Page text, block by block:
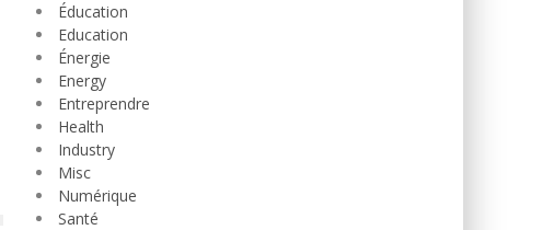
Éducation
Education
Énergie
Energy
Entreprendre
Health
Industry
Misc
Numérique
Santé